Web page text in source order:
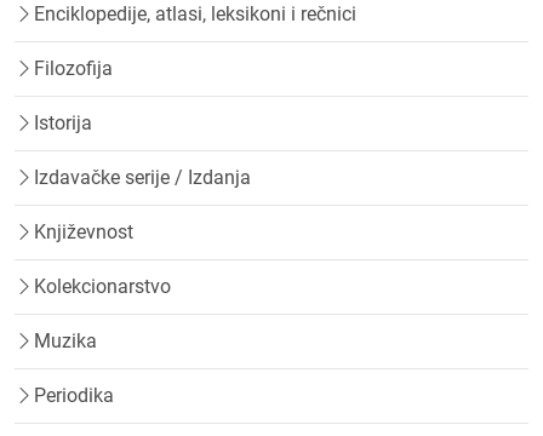
Enciklopedije, atlasi, leksikoni i rečnici
Filozofija
Istorija
Izdavačke serije / Izdanja
Književnost
Kolekcionarstvo
Muzika
Periodika